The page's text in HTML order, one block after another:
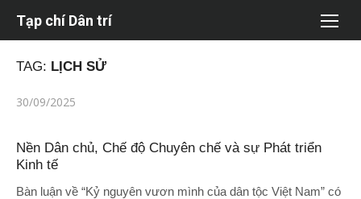
dung
Tạp chí Dân trí
TAG: LỊCH SỬ
Đăng
30/09/2025
Nền Dân chủ, Chế độ Chuyên chế và sự Phát triển
Kinh tế
Bàn luận về “Kỷ nguyên vươn mình của dân tộc Việt Nam” có